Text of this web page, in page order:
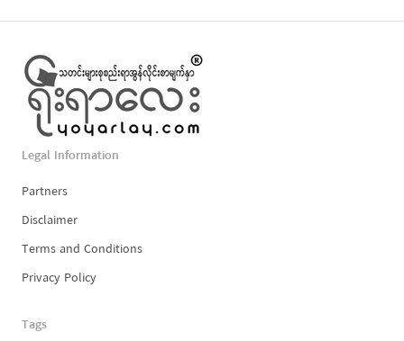
Legal Information
Partners
Disclaimer
Terms and Conditions
Privacy Policy
Tags